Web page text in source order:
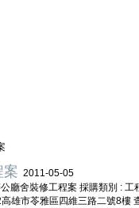
案 2011-05-05
廳舍裝修工程案 採購類別 : 工
雄市苓雅區四維三路二號8樓